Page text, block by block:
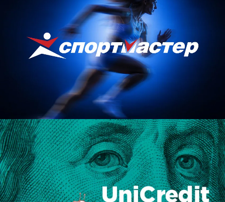
Разработать серию презентаций для
проведения внутренних тренингов